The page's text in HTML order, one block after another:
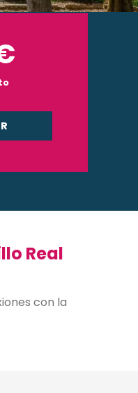
Real
con la